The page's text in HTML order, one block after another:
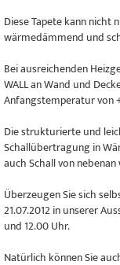
Diese Tapete kann nicht
wärmedämmend und
Bei ausreichenden
WALL an Wand und
Anfangstemperatur von
Die strukturierte und
Schallübertragung in
auch Schall von
Überzeugen Sie sich
21.07.2012 in unserer
und 12.00 Uhr.
Natürlich können Sie